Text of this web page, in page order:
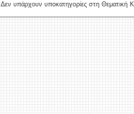
Δεν υπάρχουν υποκατηγορίες στη Θεματική